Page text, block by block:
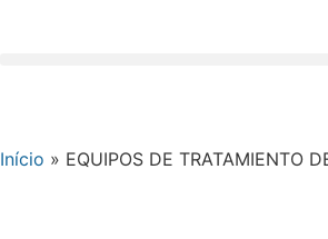
Início » EQUIPOS DE TRATAMIENTO